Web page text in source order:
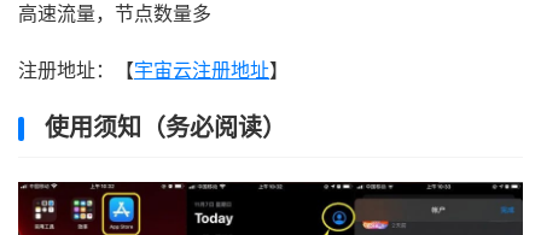
高速流量，节点数量多
注册地址：【宇宙云注册地址】
使用须知（务必阅读）